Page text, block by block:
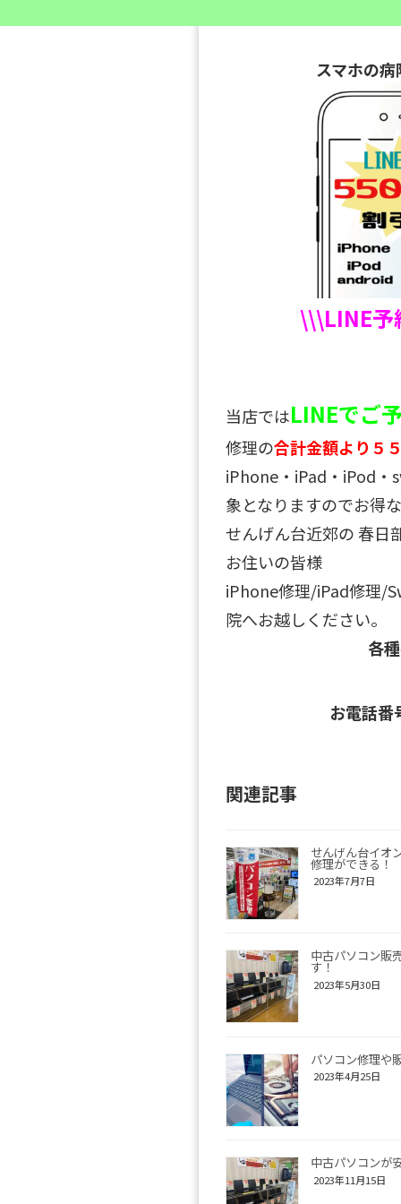
スマホの
\\\LINE
当店ではLINEでご
修理の合計金額より５
iPhone・iPad・iPod・
象となりますのでお得
せんげん台近郊の 春日
お住いの皆様
iPhone修理/iPad修理/
院へお越しください。
各
お電話番
関連記事
せんげん台イオ
修理ができる！
2023年7月7日
中古パソコン販
す！
2023年5月30日
パソコン修理や
2023年4月25日
中古パソコンが
2023年11月15日